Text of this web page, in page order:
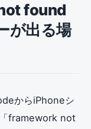
found
が出る場
からiPhoneシ
「framework not